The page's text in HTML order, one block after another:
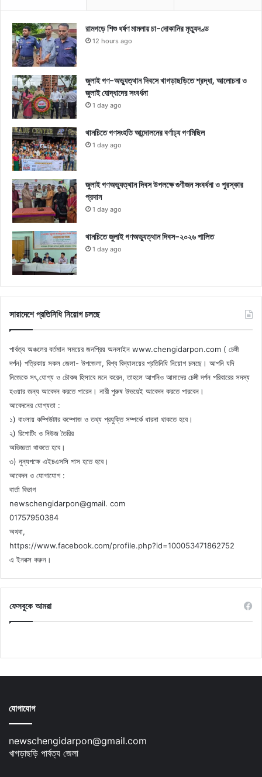
রামগড়ে শিশু ধর্ষণ মামলায় চা-দোকানির মৃত্যুদণ্ড
12 hours ago
জুলাই গণ-অভ্যুত্থান দিবসে খাগড়াছড়িতে শ্রদ্ধা, আলোচনা ও
জুলাই যোদ্ধাদের সংবর্ধনা
1 day ago
থানচিতে গণসংহতি আন্দোলনের বর্ণাঢ্য গণমিছিল
1 day ago
জুলাই গণঅভ্যুত্থান দিবস উপলক্ষে গুণীজন সংবর্ধনা ও পুরস্কার
প্রদান
1 day ago
থানচিতে জুলাই গণঅভ্যুত্থান দিবস-২০২৬ পালিত
1 day ago
সারাদেশে প্রতিনিধি নিয়োগ চলছে
পার্বত্য অঞ্চলের বর্তমান সময়ের জনপ্রিয় অনলাইন www.chengidarpon.com ( চেঙ্গী
দর্পন) পত্রিকায় সকল জেলা- উপজেলা, বিশ্ব বিদ্যালয়ের প্রতিনিধি নিয়োগ চলছে। আপনি যদি
নিজেকে সৎ,যোগ্য ও চৌকষ হিসাবে মনে করেন, তাহলে আপনিও আমাদের চেঙ্গী দর্পন পরিবারের সদস্য
হওয়ার জন্য আবেদন করতে পারেন। নারী পুরুষ উভয়েই আবেদন করতে পারবেন।
আবেদনের যোগ্যতা :
১) বাংলায় কম্পিউটার কম্পোজ ও তথ্য প্রযুক্তি সম্পর্কে ধারনা থাকতে হবে।
২) রিপোটিং ও নিউজ তৈরির
অভিজ্ঞতা থাকতে হবে।
৩) নুন্যপক্ষে এইচএসসি পাস হতে হবে।
আবেদন ও যোগাযোগ :
বার্তা বিভাগ
newschengidarpon@gmail. com
01757950384
অথবা,
https://www.facebook.com/profile.php?id=100053471862752
এ ইনবক্স করুন।
ফেসবুকে আমরা
যোগাযোগ
newschengidarpon@gmail.com
খাগড়াছড়ি পার্বত্য জেলা